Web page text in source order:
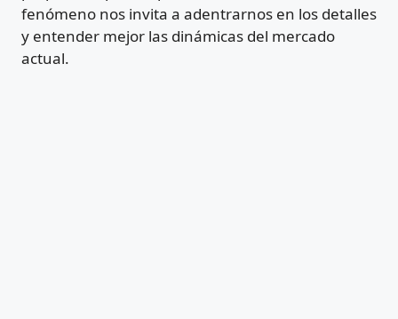
fenómeno nos invita a adentrarnos en los detalles
y entender mejor las dinámicas del mercado
actual.